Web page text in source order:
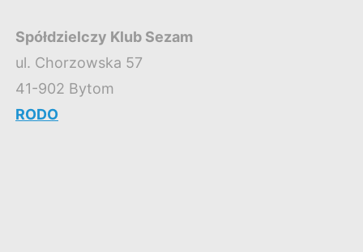
Spółdzielczy Klub Sezam
ul. Chorzowska 57
41-902 Bytom
RODO